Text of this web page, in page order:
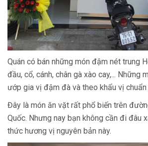
Quán có bán những món đậm nét trung
đầu, cổ, cánh, chân gà xào cay,... Những
ướp gia vị đậm đà và theo khẩu vị
Đây là món ăn vặt rất phổ biến trên
Quốc. Nhưng nay bạn không cần đi đâu
thức hương vị nguyên bản này.